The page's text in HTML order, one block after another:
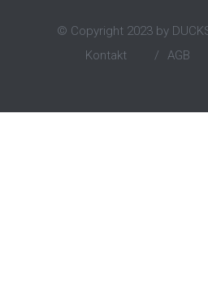
© Copyright 2023 by
Kontakt
/ AGB